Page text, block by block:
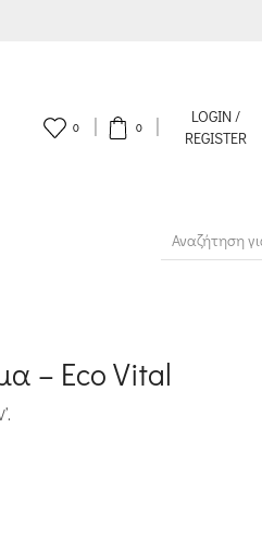
0 0
LOGIN /
REGISTER
– Eco Vital